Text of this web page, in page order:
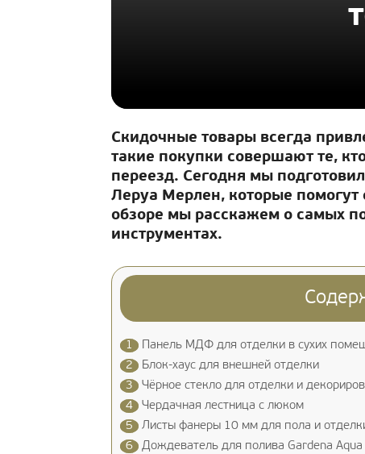
Скидочные товары всегда
такие покупки совершают те,
переезд. Сегодня мы
Леруа Мерлен, которые
обзоре мы расскажем о самых
инструментах.
1
Панель МДФ для отделки в сухих
2
Блок-хаус для внешней отделки
3
Чёрное стекло для отделки и
4
Чердачная лестница с люком
5
Листы фанеры 10 мм для пола и
6
Дождеватель для полива Gardena Aqua